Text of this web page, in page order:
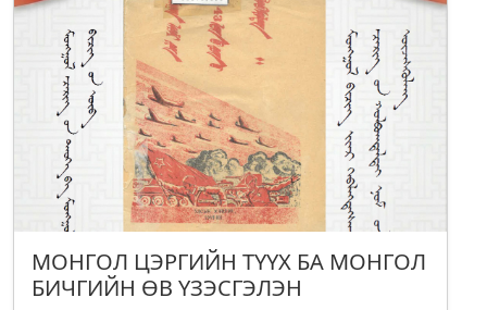
МОНГОЛ ЦЭРГИЙН ТҮҮХ БА МОНГОЛ
БИЧГИЙН ӨВ ҮЗЭСГЭЛЭН